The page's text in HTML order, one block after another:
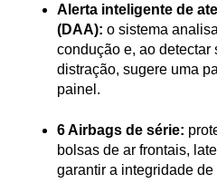
Alerta inteligente de
(DAA): o sistema
condução e, ao detectar
distração, sugere uma
painel.
6 Airbags de série:
bolsas de ar frontais,
garantir a integridade de